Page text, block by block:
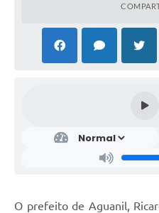
O prefeito de Aguanil,